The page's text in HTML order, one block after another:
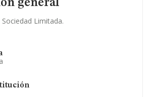
general
Limitada.
publicados sobre la empresa.
y registral complementaria.